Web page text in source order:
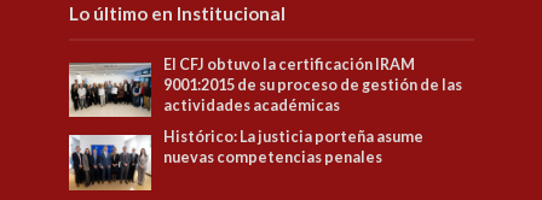
Lo último en Institucional
El CFJ obtuvo la certificación IRAM
9001:2015 de su proceso de gestión de las
actividades académicas
Histórico: La justicia porteña asume
nuevas competencias penales